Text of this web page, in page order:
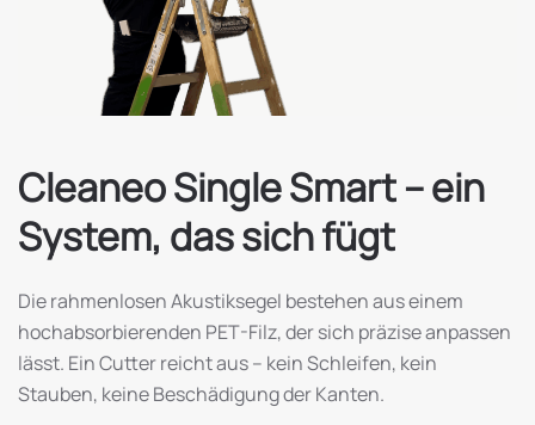
Cleaneo Single Smart – ein
System, das sich fügt
Die rahmenlosen Akustiksegel bestehen aus einem
hochabsorbierenden PET-Filz, der sich präzise anpassen
lässt. Ein Cutter reicht aus – kein Schleifen, kein
Stauben, keine Beschädigung der Kanten.